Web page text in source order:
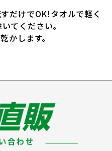
だけでOK!タオルで軽く
てください。
かします。